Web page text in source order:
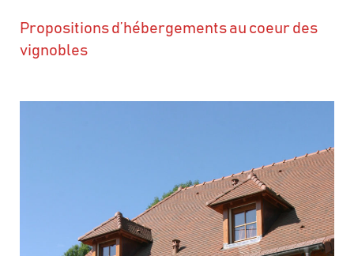
Propositions d’hébergements au coeur des
vignobles